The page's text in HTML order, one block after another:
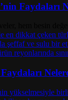
Faydaları